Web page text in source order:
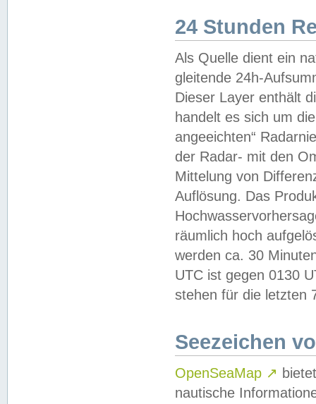
24 Stunden
Als Quelle dient ein
gleitende 24h-
Dieser Layer enthält
handelt es sich um
angeeichten“
der Radar- mit den
Mittelung von
Auflösung. Das
räumlich hoch
werden ca. 30
UTC ist gegen 0130
stehen für die letzten
Seezeichen
OpenSeaMap ↗
nautische